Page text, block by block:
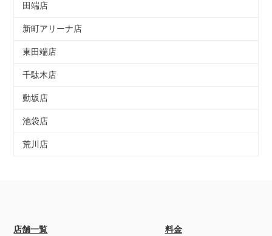
田端店
新町アリーナ店
東田端店
千駄木店
動坂店
池袋店
荒川店
店舗一覧 料金